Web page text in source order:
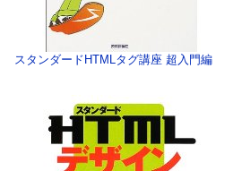
スタンダードHTMLタグ講座 超入門編